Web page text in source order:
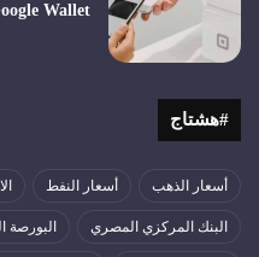
Wallet
#هشتاج
أسعار الذهب أسعار النفط
البنك المركزي المصري البورصة